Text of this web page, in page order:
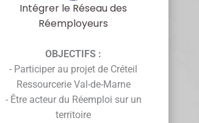
Intégrer le Réseau des
Réemployeurs
OBJECTIFS :
- Participer au projet de Créteil
Ressourcerie Val-de-Marne
- Être acteur du Réemploi sur un
territoire